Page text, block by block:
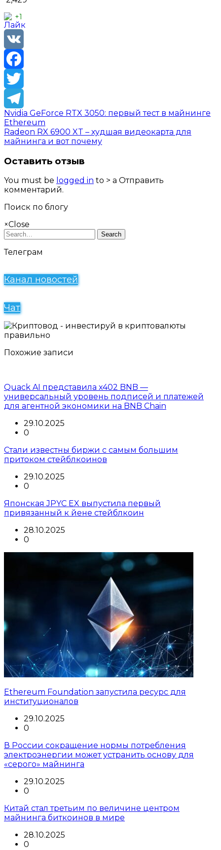
+1
VK
Facebook
Twitter
Telegram
Nvidia GeForce RTX 3050: первый тест в майнинге
Ethereum
Radeon RX 6900 XT – худшая видеокарта для
майнинга и вот почему
Оставить отзыв
You must be logged in to > a Отправить
комментарий.
Поиск по блогу
×Close
Search
Телеграм
Канал новостей
Чат
Похожие записи
Quack AI представила x402 BNB —
универсальный уровень подписей и платежей
для агентной экономики на BNB Chain
29.10.2025
0
Стали известны биржи с самым большим
притоком стейблкоинов
29.10.2025
0
Японская JPYC EX выпустила первый
привязанный к йене стейблкоин
28.10.2025
0
Ethereum Foundation запустила ресурс для
институционалов
29.10.2025
0
В России сокращение нормы потребления
электроэнергии может устранить основу для
«серого» майнинга
29.10.2025
0
Китай стал третьим по величине центром
майнинга биткоинов в мире
28.10.2025
0